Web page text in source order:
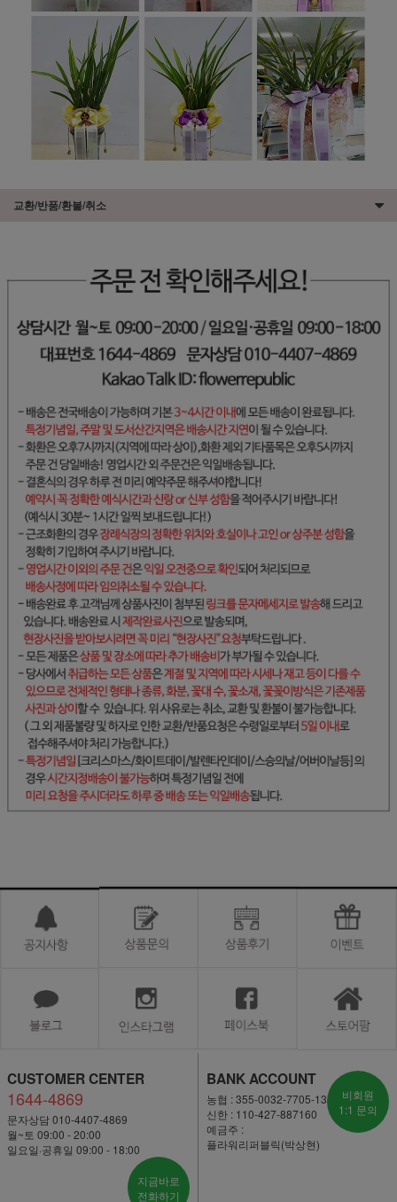
교환/반품/환불/취소
CUSTOMER CENTER
1644-4869
문자상담 010-4407-4869
월~토 09:00 - 20:00
일요일·공휴일 09:00 - 18:00
지금바로
전화하기
BANK ACCOUNT
농협 : 355-0032-7705-13
신한 : 110-427-887160
예금주 :
플라워리퍼블릭(박상현)
비회원
1:1 문의